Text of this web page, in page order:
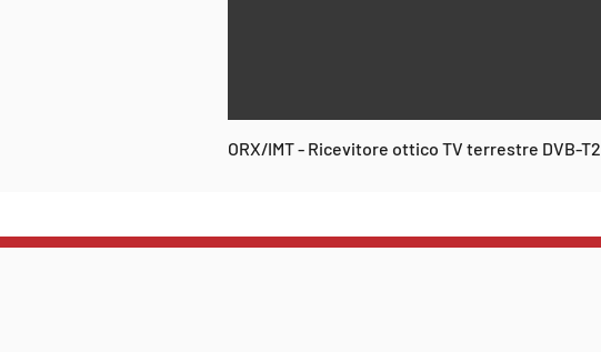
ORX/IMT - Ricevitore ottico TV terrestre DVB-T2